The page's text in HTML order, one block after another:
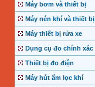
Máy bơm và thiết bị
Máy nén khí và thiết bị
Máy thiết bị rửa xe
Dụng cụ đo chính xác
Thiết bị đo điện
Máy hút ẩm lọc khí